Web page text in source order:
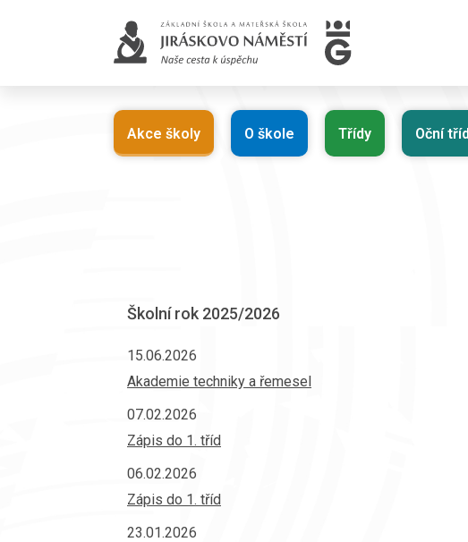
Akce školy O škole Třídy Oční
Školní rok 2025/2026
15.06.2026
Akademie techniky a řemesel
07.02.2026
Zápis do 1. tříd
06.02.2026
Zápis do 1. tříd
23.01.2026